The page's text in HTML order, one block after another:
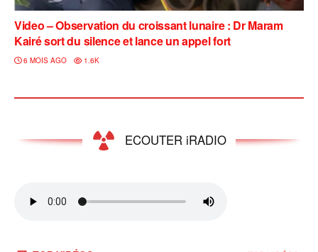
Video – Observation du croissant lunaire : Dr Maram
Kairé sort du silence et lance un appel fort
6 MOIS AGO 1.6K
ECOUTER iRADIO